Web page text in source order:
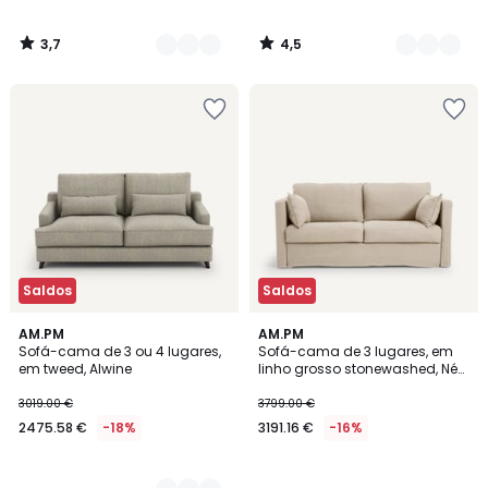
3,7
/
4,5
/
Saldos
AM.PM
Sofá-cama de 3 ou 4 lugares,
em tweed, Alwine
3019.00 €
2475.58 € -18%
3
Cores
Saldos
AM.PM
Sofá-cama de 3 lugares, em
linho grosso stonewashed, Néo
3799.00 €
3191.16 € -16%